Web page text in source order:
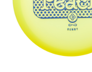
variaties.
Deze
optie